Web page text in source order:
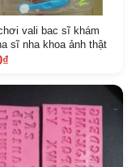
vali bac sĩ khám
sĩ nha khoa ảnh thật